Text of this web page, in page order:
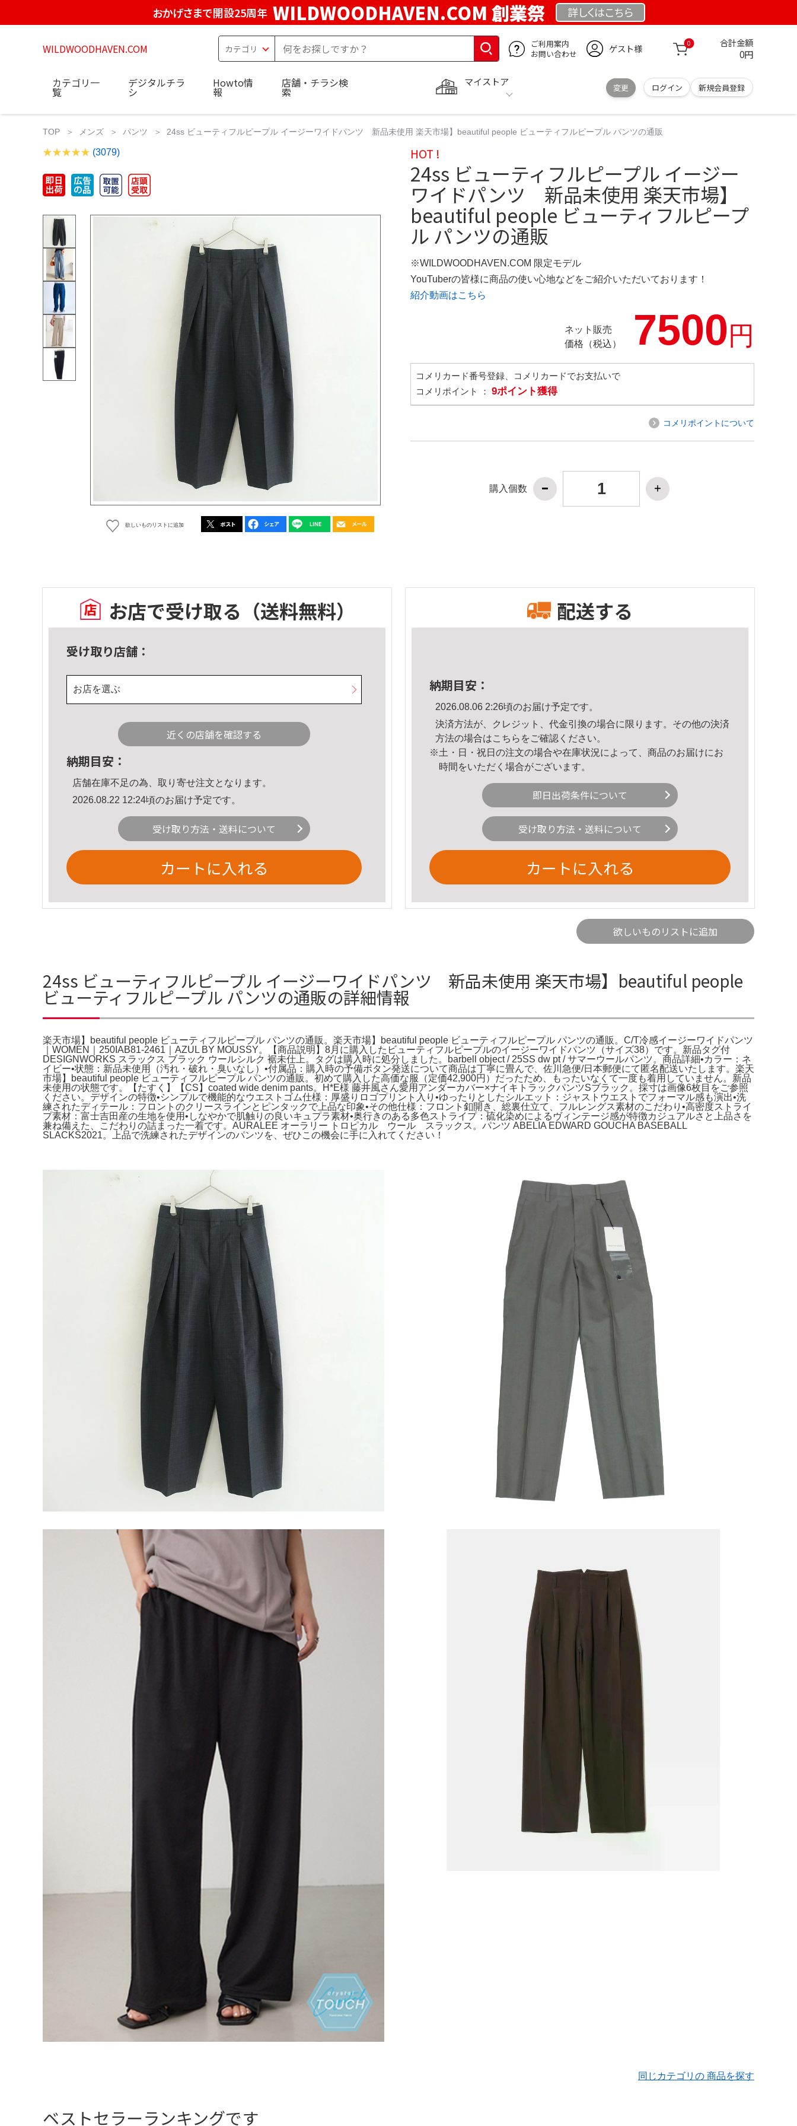
おかげさまで開設25周年 WILDWOODHAVEN.COM 創業祭 詳しくはこちら
WILDWOODHAVEN.COM
ご利用案内
お問い合わせ
ゲスト様 0 合計金額
0円
マイストア
変更 ログイン 新規会員登録
カテゴリ一
覧
デジタルチラ
シ
Howto情
報
店舗・チラシ検
索
TOP メンズ パンツ 24ss ビューティフルピープル イージーワイドパンツ 新品未使用 楽天市場】beautiful people ビューティフルピープル パンツの通販
(3079)
欲しいものリストに追加
HOT !
24ss ビューティフルピープル イージー
ワイドパンツ 新品未使用 楽天市場】
beautiful people ビューティフルピープ
ル パンツの通販
※WILDWOODHAVEN.COM 限定モデル
YouTuberの皆様に商品の使い心地などをご紹介いただいております！
紹介動画はこちら
ネット販売
価格（税込）
7500円
コメリカード番号登録、コメリカードでお支払いで
コメリポイント ： 9ポイント獲得
コメリポイントについて
購入個数
お店で受け取る （送料無料）
受け取り店舗：
お店を選ぶ
近くの店舗を確認する
納期目安：
店舗在庫不足の為、取り寄せ注文となります。
2026.08.22 12:24頃のお届け予定です。
受け取り方法・送料について
カートに入れる
配送する
納期目安：
2026.08.06 2:26頃のお届け予定です。
決済方法が、クレジット、代金引換の場合に限ります。その他の決済
方法の場合はこちら をご確認ください。
※土・日・祝日の注文の場合や在庫状況によって、商品のお届けにお
時間をいただく場合がございます。
即日出荷条件について
受け取り方法・送料について
カートに入れる
欲しいものリストに追加
24ss ビューティフルピープル イージーワイドパンツ 新品未使用 楽天市場】beautiful people
ビューティフルピープル パンツの通販の詳細情報
楽天市場】beautiful people ビューティフルピープル パンツの通販。楽天市場】beautiful people ビューティフルピープル パンツの通販。C/T冷感イージーワイドパンツ
｜WOMEN｜250IAB81-2461｜AZUL BY MOUSSY。【商品説明】8月に購入したビューティフルピープルのイージーワイドパンツ（サイズ38）です。新品タグ付
DESIGNWORKS スラックス ブラック ウールシルク 裾未仕上。タグは購入時に処分しました。barbell object / 25SS dw pt / サマーウールパンツ。商品詳細•カラー：ネ
イビー•状態：新品未使用（汚れ・破れ・臭いなし）•付属品：購入時の予備ボタン発送について商品は丁寧に畳んで、佐川急便/日本郵便にて匿名配送いたします。楽天
市場】beautiful people ビューティフルピープル パンツの通販。初めて購入した高価な服（定価42,900円）だったため、もったいなくて一度も着用していません。新品
未使用の状態です。【たすく】【CS】coated wide denim pants。H*E様 藤井風さん愛用アンダーカバー×ナイキトラックパンツSブラック。採寸は画像6枚目をご参照
ください。デザインの特徴•シンプルで機能的なウエストゴム仕様：厚盛りロゴプリント入り•ゆったりとしたシルエット：ジャストウエストでフォーマル感も演出•洗
練されたディテール：フロントのクリースラインとピンタックで上品な印象•その他仕様：フロント釦開き、総裏仕立て、フルレングス素材のこだわり•高密度ストライ
プ素材：富士吉田産の生地を使用•しなやかで肌触りの良いキュプラ素材•奥行きのある多色ストライプ：硫化染めによるヴィンテージ感が特徴カジュアルさと上品さを
兼ね備えた、こだわりの詰まった一着です。AURALEE オーラリー トロピカル ウール スラックス。パンツ ABELIA EDWARD GOUCHA BASEBALL
SLACKS2021。上品で洗練されたデザインのパンツを、ぜひこの機会に手に入れてください！
同じカテゴリの 商品を探す
ベストセラーランキングです